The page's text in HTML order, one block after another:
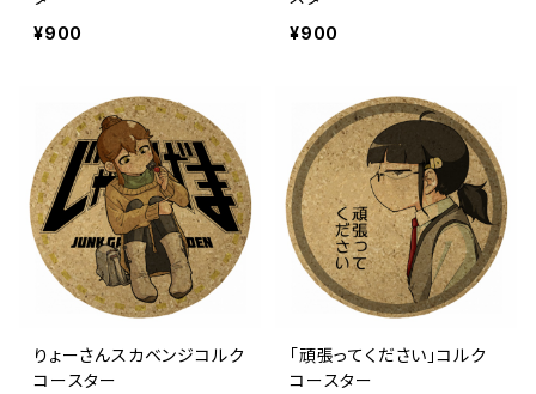
¥900
¥900
りょーさんスカベンジコルク
コースター
「頑張ってください」コルク
コースター